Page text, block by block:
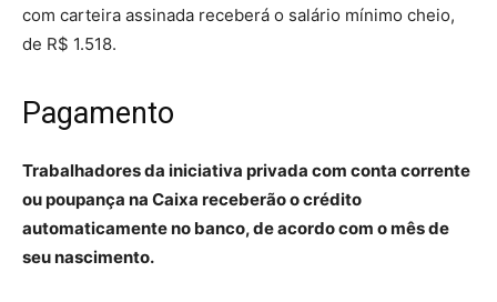
com carteira assinada receberá o salário mínimo cheio,
de R$ 1.518.
Pagamento
Trabalhadores da iniciativa privada com conta corrente
ou poupança na Caixa receberão o crédito
automaticamente no banco, de acordo com o mês de
seu nascimento.